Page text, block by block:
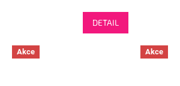
DETAIL
Akce Akce